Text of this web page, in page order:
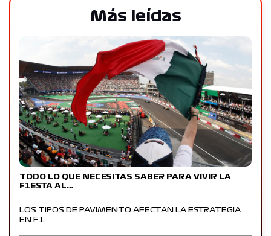
Más leídas
TODO LO QUE NECESITAS SABER PARA VIVIR LA
F1ESTA AL…
LOS TIPOS DE PAVIMENTO AFECTAN LA ESTRATEGIA
EN F1